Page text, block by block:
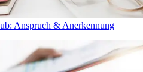
Anspruch & Anerkennung